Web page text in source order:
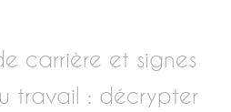
carrière et signes
travail : décrypter